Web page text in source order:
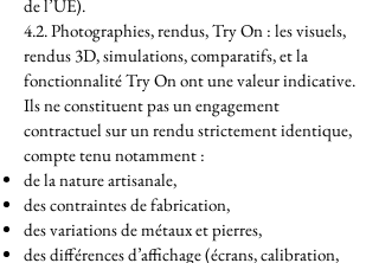
de l’UE).
4.2. Photographies, rendus, Try On : les visuels,
rendus 3D, simulations, comparatifs, et la
fonctionnalité Try On ont une valeur indicative.
Ils ne constituent pas un engagement
contractuel sur un rendu strictement identique,
compte tenu notamment :
de la nature artisanale,
des contraintes de fabrication,
des variations de métaux et pierres,
des différences d’affichage (écrans, calibration,